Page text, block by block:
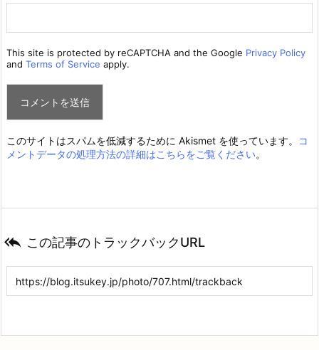
This site is protected by reCAPTCHA and the Google Privacy Policy
and Terms of Service apply.
このサイトはスパムを低減するために Akismet を使っています。
コ
メントデータの処理方法の詳細はこちらをご覧ください。
 この記事のトラックバックURL